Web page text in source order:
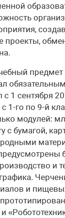
проекты,
предмет
1 сентября
1-го по 9-й
модулей:
с бумагой,
и
и